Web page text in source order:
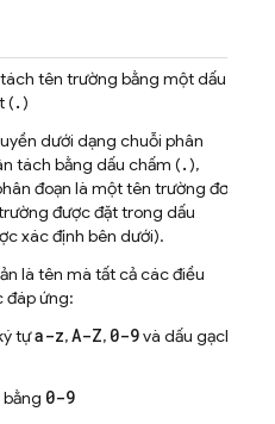
tên trường bằng một dấu
(.)
dưới dạng chuỗi phân
tách bằng dấu chấm (.),
đoạn là một tên trường đơn
được đặt trong dấu
xác định bên dưới).
là tên mà tất cả các điều
đáp ứng:
tựa-z,A-Z, 0-9và dấu gạch
bằng 0-9